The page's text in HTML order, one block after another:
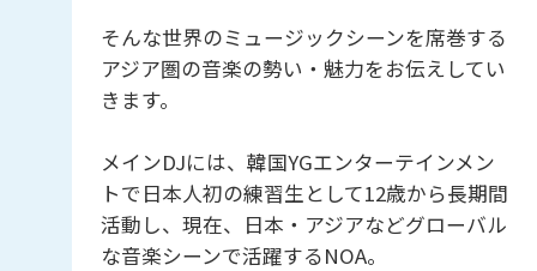
そんな世界のミュージックシーンを席巻する
アジア圏の音楽の勢い・魅力をお伝えしてい
きます。
メインDJには、韓国YGエンターテインメン
トで日本人初の練習生として12歳から長期間
活動し、現在、日本・アジアなどグローバル
な音楽シーンで活躍するNOA。